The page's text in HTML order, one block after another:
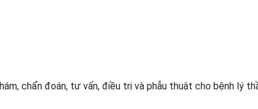
chẩn đoán, tư vấn, điều trị và phẫu thuật cho bệnh lý